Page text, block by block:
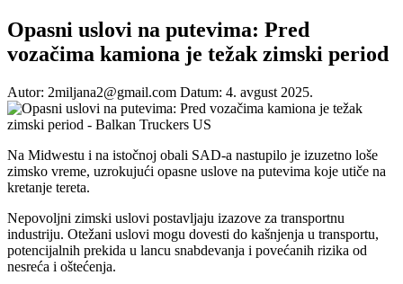
Opasni uslovi na putevima: Pred
vozačima kamiona je težak zimski period
Autor: 2miljana2@gmail.com Datum: 4. avgust 2025.
Na Midwestu i na istočnoj obali SAD-a nastupilo je izuzetno loše
zimsko vreme, uzrokujući opasne uslove na putevima koje utiče na
kretanje tereta.
Nepovoljni zimski uslovi postavljaju izazove za transportnu
industriju. Otežani uslovi mogu dovesti do kašnjenja u transportu,
potencijalnih prekida u lancu snabdevanja i povećanih rizika od
nesreća i oštećenja.